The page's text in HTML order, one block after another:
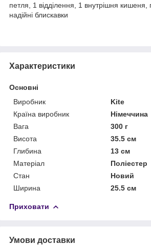
петля, 1 відділення, 1 внутрішня кишеня,
надійні блискавки
Характеристики
Основні
Виробник
Kite
Країна виробник
Німеччина
Вага
300 г
Висота
35.5 см
Глибина
13 см
Матеріал
Поліестер
Стан
Новий
Ширина
25.5 см
Приховати
Умови доставки